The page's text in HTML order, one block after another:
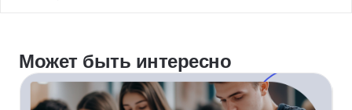
Может быть интересно